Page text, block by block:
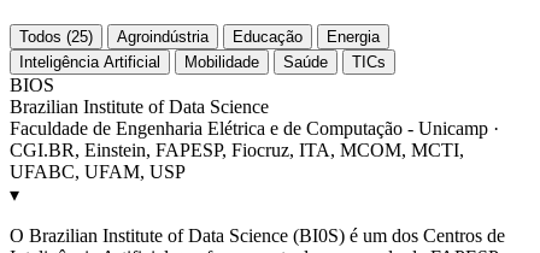
Todos (25) Agroindústria Educação
Energia
Inteligência Artificial
Mobilidade Saúde TICs
BIOS
Brazilian Institute of Data Science
Faculdade de Engenharia Elétrica e de Computação - Unicamp ·
CGI.BR, Einstein, FAPESP, Fiocruz, ITA, MCOM, MCTI,
UFABC, UFAM, USP
▾
O Brazilian Institute of Data Science (BI0S) é um dos Centros de